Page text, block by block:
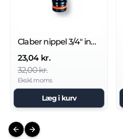
Claber nippel 3/4" indv. gevind
23,04 kr.
32,00 kr.
Ekskl. moms
Læg i kurv
Previous slide
Next slide